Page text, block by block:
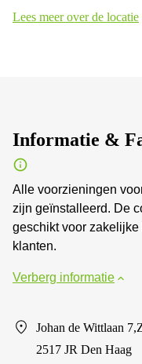
Lees meer over de locatie
Informatie &
Alle voorzieningen
zijn geïnstalleerd. De
geschikt voor
klanten.
Verberg informatie
Johan de Wittlaan
2517 JR Den Haag